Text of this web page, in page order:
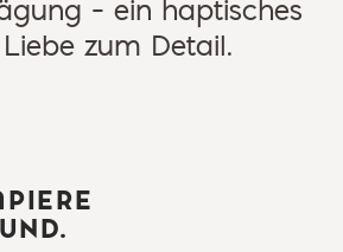
– ein haptisches
zum Detail.